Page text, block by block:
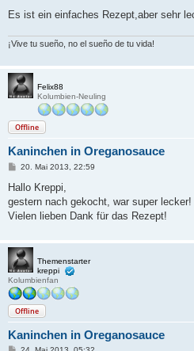
Es ist ein einfaches Rezept,aber sehr
¡Vive tu sueño, no el sueño de tu vida!
Felix88
Kolumbien-Neuling
Offline
Kaninchen in Oreganosauce
B
i
r
a
20. Mai 2013, 22:59
Hallo Kreppi,
gestern nach gekocht, war super
Vielen lieben Dank für das Rezept!
Themenstarter
kreppi
Kolumbienfan
Offline
Kaninchen in Oreganosauce
B